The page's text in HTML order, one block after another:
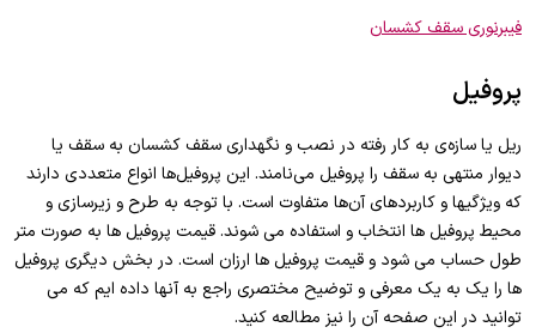
فیبرنوری سقف کشسان
پروفیل
ریل یا سازه‌ی‌ به کار رفته در نصب و نگهداری سقف کشسان به سقف یا
دیوار منتهی به سقف را پروفیل می‌نامند. این پروفیل‌ها انواع متعددی دارند
که ویژگی‎ها و کاربردهای آن‌ها متفاوت است. با توجه به طرح و زیرسازی و
محیط پروفیل ها انتخاب و استفاده می شوند. قیمت پروفیل ها به صورت متر
طول حساب می شود و قیمت پروفیل ها ارزان است. در بخش دیگری پروفیل
ها را یک به یک معرفی و توضیح مختصری راجع به آنها داده ایم که می
توانید در این صفحه آن را نیز مطالعه کنید.